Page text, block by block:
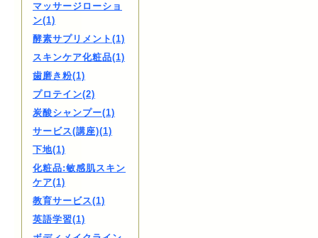
マッサージローショ
ン(1)
酵素サプリメント(1)
スキンケア化粧品(1)
歯磨き粉(1)
プロテイン(2)
炭酸シャンプー(1)
サービス(講座)(1)
下地(1)
化粧品:敏感肌スキン
ケア(1)
教育サービス(1)
英語学習(1)